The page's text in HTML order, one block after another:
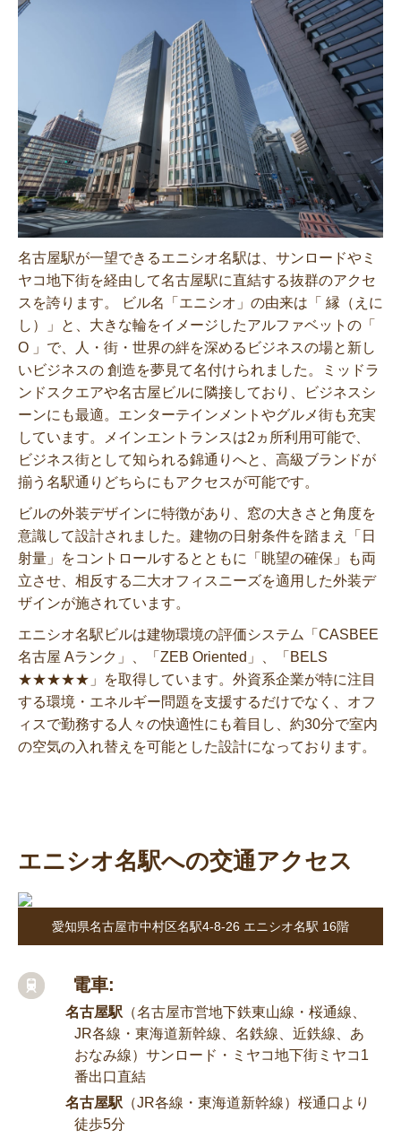
名古屋駅が一望できるエニシオ名駅は、サンロードやミ
ヤコ地下街を経由して名古屋駅に直結する抜群のアクセ
スを誇ります。 ビル名「エニシオ」の由来は「 縁（えに
し）」と、大きな輪をイメージしたアルファベットの「
O 」で、人・街・世界の絆を深めるビジネスの場と新し
いビジネスの 創造を夢見て名付けられました。ミッドラ
ンドスクエアや名古屋ビルに隣接しており、ビジネスシ
ーンにも最適。エンターテインメントやグルメ街も充実
しています。メインエントランスは2ヵ所利用可能で、
ビジネス街として知られる錦通りへと、高級ブランドが
揃う名駅通りどちらにもアクセスが可能です。
ビルの外装デザインに特徴があり、窓の大きさと角度を
意識して設計されました。建物の日射条件を踏まえ「日
射量」をコントロールするとともに「眺望の確保」も両
立させ、相反する二大オフィスニーズを適用した外装デ
ザインが施されています。
エニシオ名駅ビルは建物環境の評価システム「CASBEE
名古屋 Aランク」、「ZEB Oriented」、「BELS
★★★★★」を取得しています。外資系企業が特に注目
する環境・エネルギー問題を支援するだけでなく、オフ
ィスで勤務する人々の快適性にも着目し、約30分で室内
の空気の入れ替えを可能とした設計になっております。
エニシオ名駅への交通アクセス
愛知県名古屋市中村区名駅4-8-26 エニシオ名駅 16階
電車:
名古屋駅 （名古屋市営地下鉄東山線・桜通線、
JR各線・東海道新幹線、名鉄線、近鉄線、あ
おなみ線）サンロード・ミヤコ地下街ミヤコ1
番出口直結
名古屋駅 （JR各線・東海道新幹線）桜通口より
徒歩5分